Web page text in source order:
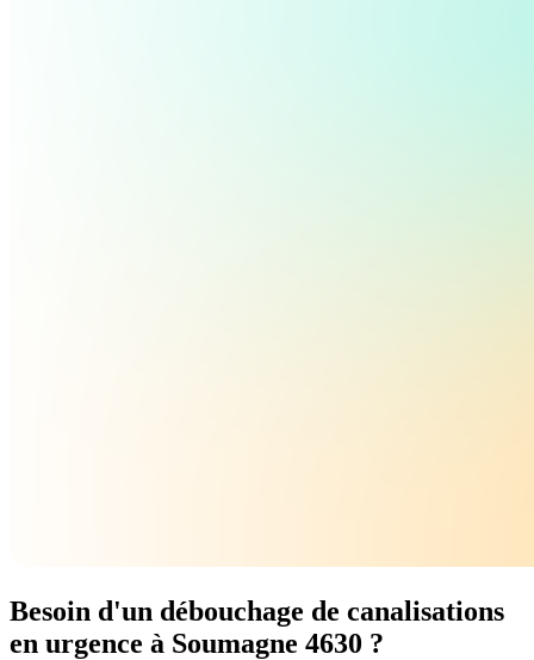
Besoin d'un débouchage de canalisations
en urgence à Soumagne 4630 ?